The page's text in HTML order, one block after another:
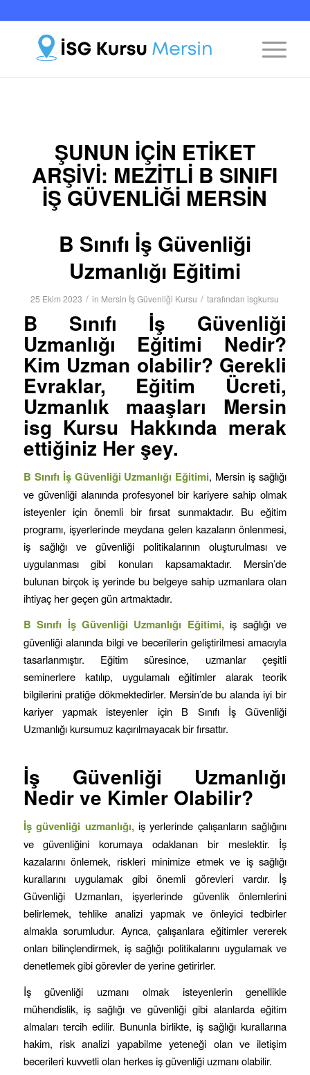
ŞUNUN IÇIN ETIKET
ARŞIVI: MEZITLI B SINIFI
İŞ GÜVENLIĞI MERSIN
B Sınıfı İş Güvenliği
Uzmanlığı Eğitimi
25 Ekim 2023 / in Mersin İş Güvenliği Kursu / tarafındanisgkursu
B Sınıfı İş Güvenliği
Uzmanlığı Eğitimi Nedir?
Kim Uzman olabilir? Gerekli
Evraklar, Eğitim Ücreti,
Uzmanlık maaşları Mersin
isg Kursu Hakkında merak
ettiğiniz Her şey.
B Sınıfı İş Güvenliği Uzmanlığı Eğitimi, Mersin iş sağlığı
ve güvenliği alanında profesyonel bir kariyere sahip olmak
isteyenler için önemli bir fırsat sunmaktadır. Bu eğitim
programı, işyerlerinde meydana gelen kazaların önlenmesi,
iş sağlığı ve güvenliği politikalarının oluşturulması ve
uygulanması gibi konuları kapsamaktadır. Mersin’de
bulunan birçok iş yerinde bu belgeye sahip uzmanlara olan
ihtiyaç her geçen gün artmaktadır.
B Sınıfı İş Güvenliği Uzmanlığı Eğitimi,iş sağlığı ve
güvenliği alanında bilgi ve becerilerin geliştirilmesi amacıyla
tasarlanmıştır. Eğitim süresince, uzmanlar çeşitli
seminerlere katılıp, uygulamalı eğitimler alarak teorik
bilgilerini pratiğe dökmektedirler. Mersin’de bu alanda iyi bir
kariyer yapmak isteyenler için B Sınıfı İş Güvenliği
Uzmanlığı kursumuz kaçırılmayacak bir fırsattır.
İş Güvenliği Uzmanlığı
Nedir ve Kimler Olabilir?
İş güvenliği uzmanlığı,iş yerlerinde çalışanların sağlığını
ve güvenliğini korumaya odaklanan bir meslektir. İş
kazalarını önlemek, riskleri minimize etmek ve iş sağlığı
kurallarını uygulamak gibi önemli görevleri vardır. İş
Güvenliği Uzmanları, işyerlerinde güvenlik önlemlerini
belirlemek, tehlike analizi yapmak ve önleyici tedbirler
almakla sorumludur. Ayrıca, çalışanlara eğitimler vererek
onları bilinçlendirmek, iş sağlığı politikalarını uygulamak ve
denetlemek gibi görevler de yerine getirirler.
İş güvenliği uzmanı olmak isteyenlerin genellikle
mühendislik, iş sağlığı ve güvenliği gibi alanlarda eğitim
almaları tercih edilir. Bununla birlikte, iş sağlığı kurallarına
hakim, risk analizi yapabilme yeteneği olan ve iletişim
becerileri kuvvetli olan herkes iş güvenliği uzmanı olabilir.